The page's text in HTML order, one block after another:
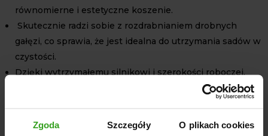
Zgoda Szczegóły O plikach cookies
równomierne i estetyczne koszenie.
Skutecznie radzi sobie z rozdrabnianiem drobnych
gałęzi, co sprawia, że jest idealna do utrzymania sadów w
czystości.
Dzięki wytrzymałemu silnikowi i szerokości roboczej,
ATVM 120 jest niezastąpiona w koszeniu na nierównym